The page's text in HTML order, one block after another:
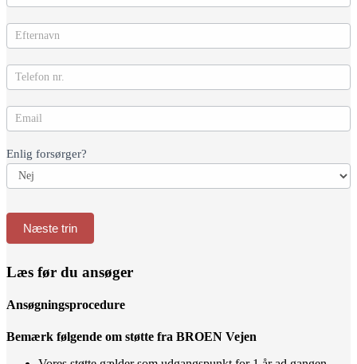
Enlig forsørger?
Næste trin
Læs før du ansøger
Ansøgningsprocedure
Bemærk følgende om støtte fra BROEN Vejen